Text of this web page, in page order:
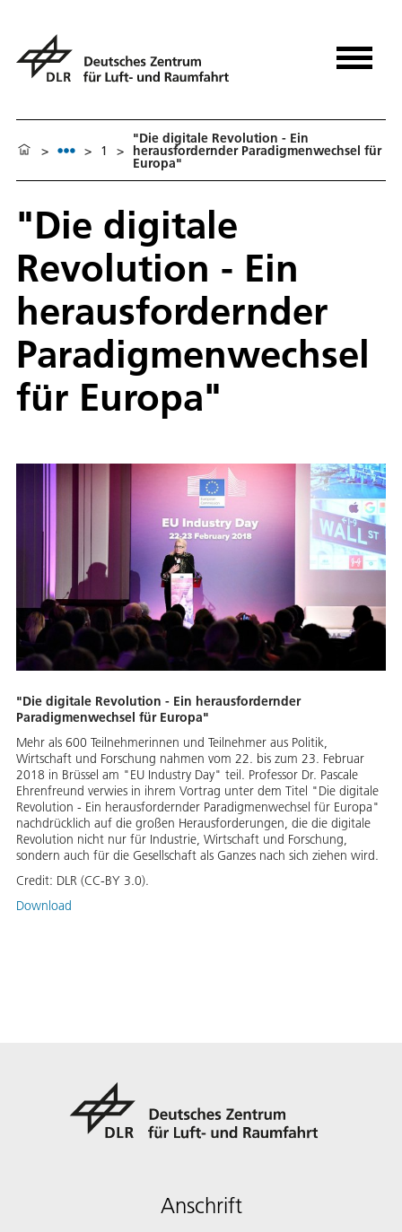
> > 1 >
"Die digitale Revolution - Ein
herausfordernder Paradigmenwechsel für
Europa"
"Die digitale
Revolution - Ein
herausfordernder
Paradigmenwechsel
für Europa"
"Die digitale Revolution - Ein herausfordernder
Paradigmenwechsel für Europa"
Mehr als 600 Teilnehmerinnen und Teilnehmer aus Politik,
Wirtschaft und Forschung nahmen vom 22. bis zum 23. Februar
2018 in Brüssel am "EU Industry Day" teil. Professor Dr. Pascale
Ehrenfreund verwies in ihrem Vortrag unter dem Titel "Die digitale
Revolution - Ein herausfordernder Paradigmenwechsel für Europa"
nachdrücklich auf die großen Herausforderungen, die die digitale
Revolution nicht nur für Industrie, Wirtschaft und Forschung,
sondern auch für die Gesellschaft als Ganzes nach sich ziehen wird.
Credit: DLR (CC-BY 3.0).
Download
Anschrift